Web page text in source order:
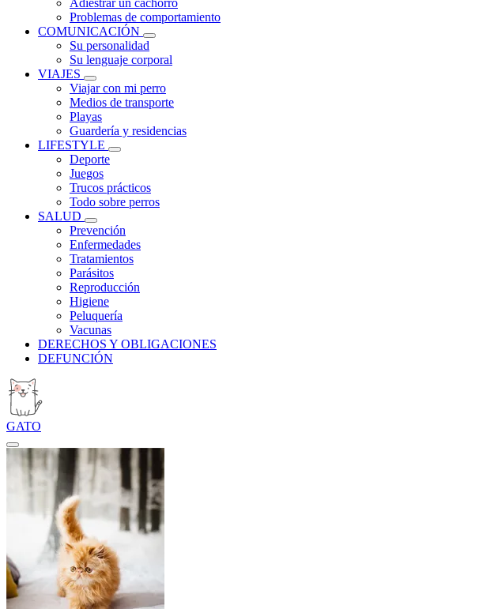
Adiestrar un cachorro
Problemas de comportamiento
COMUNICACIÓN
Su personalidad
Su lenguaje corporal
VIAJES
Viajar con mi perro
Medios de transporte
Playas
Guardería y residencias
LIFESTYLE
Deporte
Juegos
Trucos prácticos
Todo sobre perros
SALUD
Prevención
Enfermedades
Tratamientos
Parásitos
Reproducción
Higiene
Peluquería
Vacunas
DERECHOS Y OBLIGACIONES
DEFUNCIÓN
GATO